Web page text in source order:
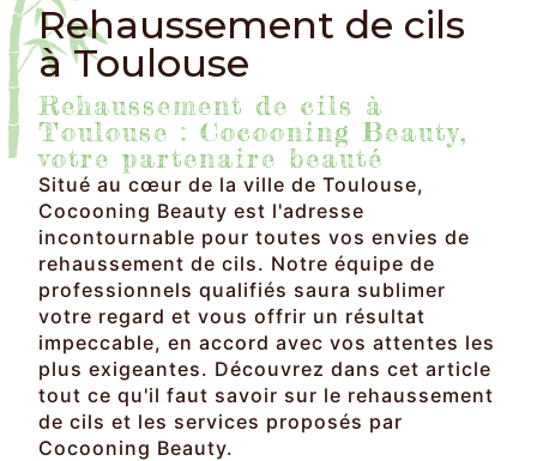
Rehaussement de cils
à Toulouse
Rehaussement de cils à
Toulouse : Cocooning Beauty,
votre partenaire beauté
Situé au cœur de la ville de Toulouse,
Cocooning Beauty est l'adresse
incontournable pour toutes vos envies de
rehaussement de cils. Notre équipe de
professionnels qualifiés saura sublimer
votre regard et vous offrir un résultat
impeccable, en accord avec vos attentes les
plus exigeantes. Découvrez dans cet article
tout ce qu'il faut savoir sur le rehaussement
de cils et les services proposés par
Cocooning Beauty.